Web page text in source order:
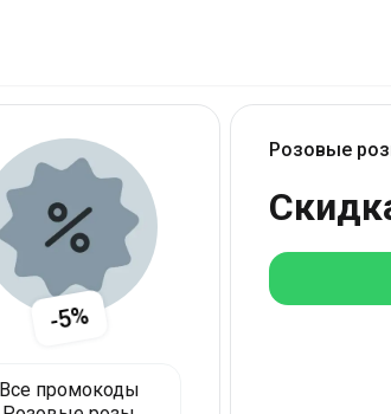
-5%
Все промокоды
Розовые